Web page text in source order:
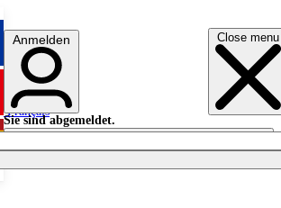
Close menu
English
Français
Anmelden
Sie sind abgemeldet.
Anmelden
Licht aus